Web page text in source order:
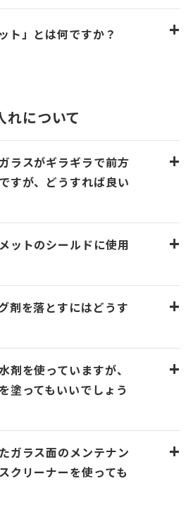
ト」とは何ですか？ +
れについて
ラスがギラギラで前方
すが、どうすれば良い
+
ットのシールドに使用
+
剤を落とすにはどうす
+
剤を使っていますが、
塗ってもいいでしょう
+
ガラス面のメンテナン
クリーナーを使っても
+